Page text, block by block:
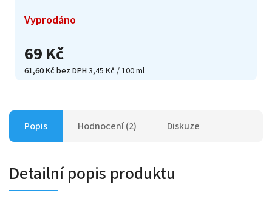
69 Kč
61,60 Kč bez DPH3,45 Kč / 100 ml
Vyprodáno
Popis Hodnocení (2) Diskuze
Detailní popis produktu